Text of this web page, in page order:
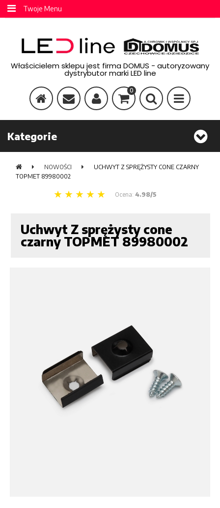
Twoje Menu
Właścicielem sklepu jest firma DOMUS - autoryzowany
dystrybutor marki LED line
0
Kategorie
NOWOŚCI
UCHWYT Z SPRĘŻYSTY CONE CZARNY
TOPMET 89980002
Ocena: 4.98/5
Uchwyt Z sprężysty cone
czarny TOPMET 89980002